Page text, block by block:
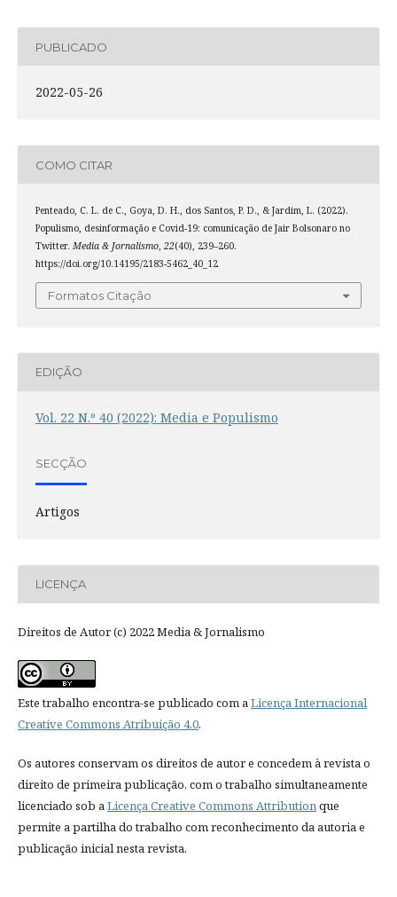
PUBLICADO
2022-05-26
COMO CITAR
Penteado, C. L. de C., Goya, D. H., dos Santos, P. D., & Jardim, L. (2022).
Populismo, desinformação e Covid-19: comunicação de Jair Bolsonaro no
Twitter. Media & Jornalismo, 22(40), 239–260.
https://doi.org/10.14195/2183-5462_40_12
Formatos Citação
EDIÇÃO
Vol. 22 N.º 40 (2022): Media e Populismo
SECÇÃO
Artigos
LICENÇA
Direitos de Autor (c) 2022 Media & Jornalismo
Este trabalho encontra-se publicado com aLicença Internacional
Creative Commons Atribuição 4.0.
Os autores conservam os direitos de autor e concedem à revista o
direito de primeira publicação, com o trabalho simultaneamente
licenciado sob aLicença Creative Commons Attributionque
permite a partilha do trabalho com reconhecimento da autoria e
publicação inicial nesta revista.